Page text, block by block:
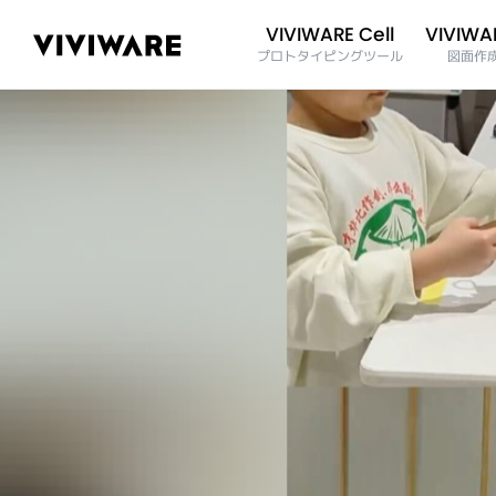
VIVIWARE Cell
プロトタイピングツール 図面作